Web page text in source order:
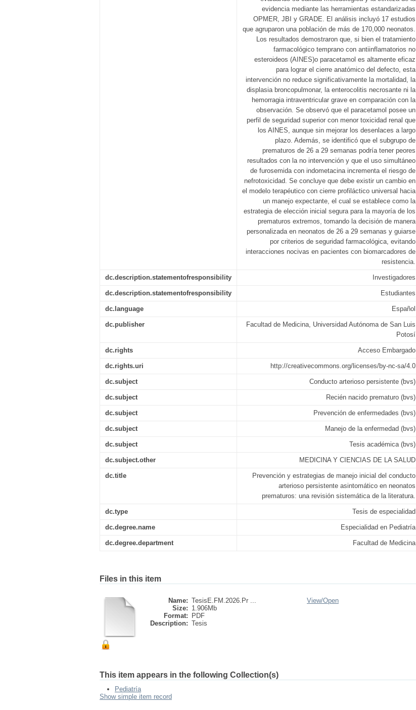
evidencia mediante las herramientas estandarizadas
OPMER, JBI y GRADE. El análisis incluyó 17 estudios
que agruparon una población de más de 170,000 neonatos.
Los resultados demostraron que, si bien el tratamiento
farmacológico temprano con antiinflamatorios no
esteroideos (AINES)o paracetamol es altamente eficaz
para lograr el cierre anatómico del defecto, esta
intervención no reduce significativamente la mortalidad, la
displasia broncopulmonar, la enterocolitis necrosante ni la
hemorragia intraventricular grave en comparación con la
observación. Se observó que el paracetamol posee un
perfil de seguridad superior con menor toxicidad renal que
los AINES, aunque sin mejorar los desenlaces a largo
plazo. Además, se identificó que el subgrupo de
prematuros de 26 a 29 semanas podría tener peores
resultados con la no intervención y que el uso simultáneo
de furosemida con indometacina incrementa el riesgo de
nefrotoxicidad. Se concluye que debe existir un cambio en
el modelo terapéutico con cierre profiláctico universal hacia
un manejo expectante, el cual se establece como la
estrategia de elección inicial segura para la mayoría de los
prematuros extremos, tomando la decisión de manera
personalizada en neonatos de 26 a 29 semanas y guiarse
por criterios de seguridad farmacológica, evitando
interacciones nocivas en pacientes con biomarcadores de
resistencia.
dc.description.statementofresponsibility Investigadores
dc.description.statementofresponsibility Estudiantes
dc.language Español
dc.publisher
Facultad de Medicina, Universidad Autónoma de San Luis
Potosí
dc.rights Acceso Embargado
dc.rights.uri http://creativecommons.org/licenses/by-nc-sa/4.0
dc.subject Conducto arterioso persistente (bvs)
dc.subject Recién nacido prematuro (bvs)
dc.subject Prevención de enfermedades (bvs)
dc.subject Manejo de la enfermedad (bvs)
dc.subject Tesis académica (bvs)
dc.subject.other MEDICINA Y CIENCIAS DE LA SALUD
dc.title
Prevención y estrategias de manejo inicial del conducto
arterioso persistente asintomático en neonatos
prematuros: una revisión sistemática de la literatura.
dc.type Tesis de especialidad
dc.degree.name Especialidad en Pediatría
dc.degree.department Facultad de Medicina
Files in this item
Name: TesisE.FM.2026.Pr ...
Size: 1.906Mb
Format:
PDF
Description: Tesis
View/Open
This item appears in the following Collection(s)
Pediatría
Show simple item record